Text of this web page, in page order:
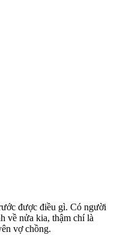
được điều gì. Có người
về nửa kia, thậm chí là
vợ chồng.